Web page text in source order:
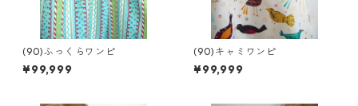
(90)ふっくらワンピ
¥99,999
(90)キャミワンピ
¥99,999